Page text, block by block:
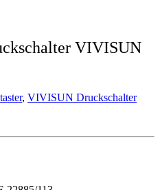
VIVISUN
, VIVISUN Druckschalter